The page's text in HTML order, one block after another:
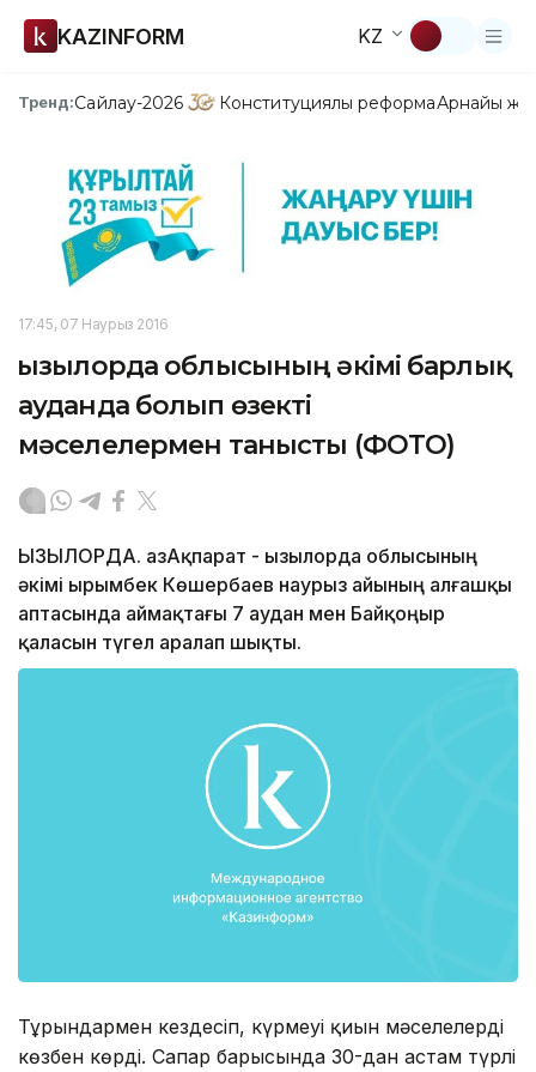
KAZINFORM KZ
Тренд:Сайлау-2026 Конституциялық реформаАрнайы
17:45, 07 Наурыз 2016
Қызылорда облысының әкімі барлық
ауданда болып өзекті
мәселелермен танысты (ФОТО)
ҚЫЗЫЛОРДА. ҚазАқпарат - Қызылорда облысының
әкімі Қырымбек Көшербаев наурыз айының алғашқы
аптасында аймақтағы 7 аудан мен Байқоңыр
қаласын түгел аралап шықты.
Тұрғындармен кездесіп, күрмеуі қиын мәселелерді
көзбен көрді. Сапар барысында 30-дан астам түрлі